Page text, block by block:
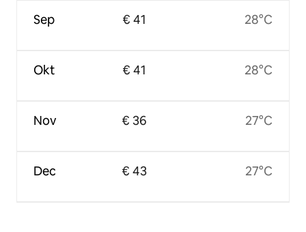
Sep
Okt
Nov
Dec
€ 41
€ 41
€ 36
€ 43
28°C
28°C
27°C
27°C